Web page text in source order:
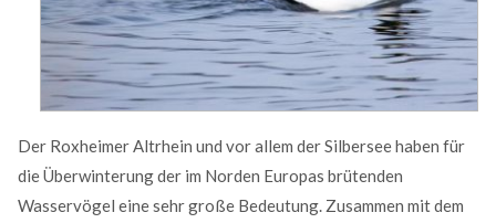
Der Roxheimer Altrhein und vor allem der Silbersee haben für
die Überwinterung der im Norden Europas brütenden
Wasservögel eine sehr große Bedeutung. Zusammen mit dem
MEHR INFOS